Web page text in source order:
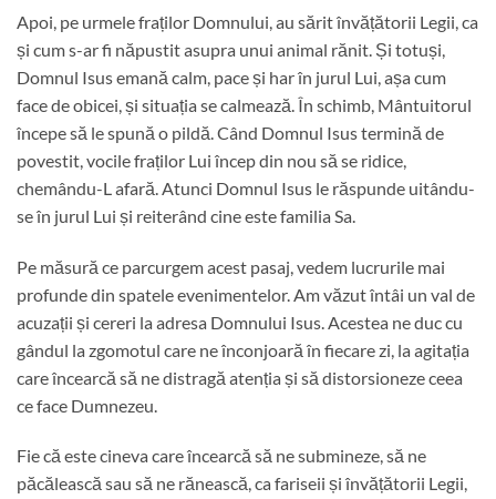
Apoi, pe urmele fraților Domnului, au sărit învățătorii Legii, ca
și cum s-ar fi năpustit asupra unui animal rănit. Și totuși,
Domnul Isus emană calm, pace și har în jurul Lui, așa cum
face de obicei, și situația se calmează. În schimb, Mântuitorul
începe să le spună o pildă. Când Domnul Isus termină de
povestit, vocile fraților Lui încep din nou să se ridice,
chemându-L afară. Atunci Domnul Isus le răspunde uitându-
se în jurul Lui și reiterând cine este familia Sa.
Pe măsură ce parcurgem acest pasaj, vedem lucrurile mai
profunde din spatele evenimentelor. Am văzut întâi un val de
acuzații și cereri la adresa Domnului Isus. Acestea ne duc cu
gândul la zgomotul care ne înconjoară în fiecare zi, la agitația
care încearcă să ne distragă atenția și să distorsioneze ceea
ce face Dumnezeu.
Fie că este cineva care încearcă să ne submineze, să ne
păcălească sau să ne rănească, ca fariseii și învățătorii Legii,